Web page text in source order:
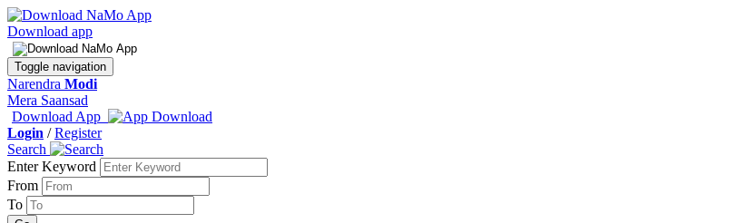
Download app
Toggle navigation
Narendra Modi
Mera Saansad
Download App
Login /Register
Search
Enter Keyword
From
To